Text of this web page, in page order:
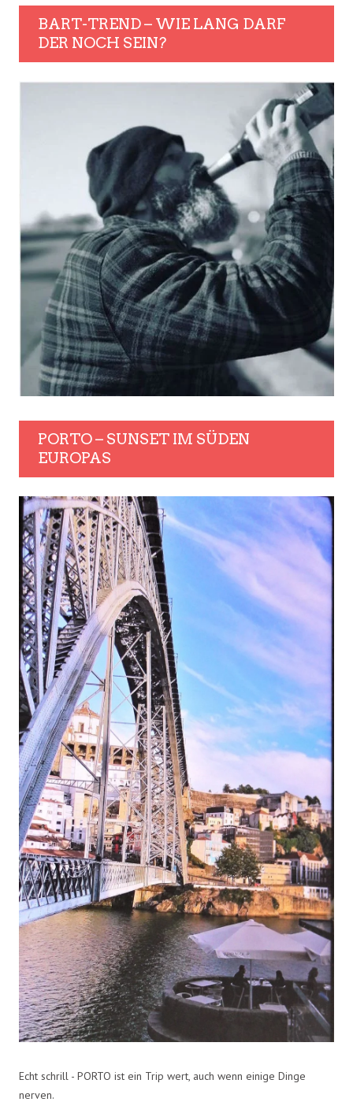
BART-TREND – WIE LANG DARF
DER NOCH SEIN?
PORTO – SUNSET IM SÜDEN
EUROPAS
Echt schrill - PORTO ist ein Trip wert, auch wenn einige Dinge
nerven.